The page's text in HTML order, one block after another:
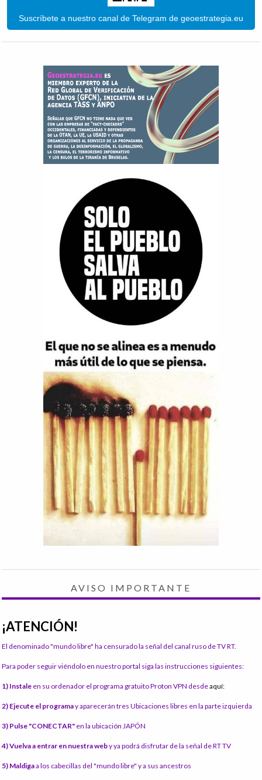
Suscríbete a nuestro canal de Telegram de geoestrategia.eu
AVISO IMPORTANTE
¡ATENCIÓN!
El denominado "mundo libre" ha censurado la señal del canal ruso de TV RT.
Para poder seguir viéndolo en nuestro portal siga las instrucciones siguientes:
1) Instale en su ordenador el programa gratuito Proton VPN desdeaquí:
2) Ejecute el programay aparecerán tres Ubicaciones libres en la parte izquierda
3) Pulse "CONECTAR" en la ubicación JAPÓN
4) Vuelva a entrar en nuestra weby ya podrá disfrutar de la señal de RT TV
5) Maldigaa los cabecillas del "mundo libre" y a sus ancestros